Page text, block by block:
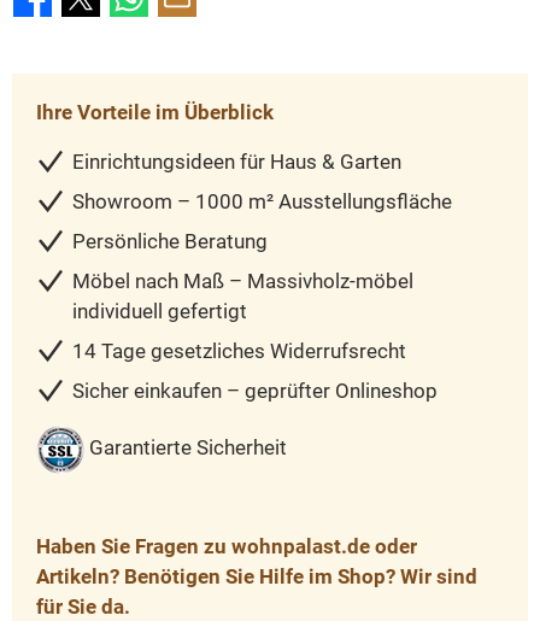
Ihre Vorteile im Überblick
Einrichtungsideen für Haus & Garten
Showroom – 1000 m² Ausstellungsfläche
Persönliche Beratung
Möbel nach Maß – Massivholz-möbel
individuell gefertigt
14 Tage gesetzliches Widerrufsrecht
Sicher einkaufen – geprüfter Onlineshop
Garantierte Sicherheit
Haben Sie Fragen zu wohnpalast.de oder
Artikeln? Benötigen Sie Hilfe im Shop? Wir sind
für Sie da.